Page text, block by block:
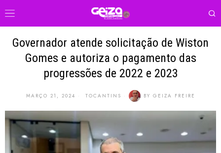
Governador atende solicitação de Wiston
Gomes e autoriza o pagamento das
progressões de 2022 e 2023
MARÇO 21, 2024 TOCANTINS BY GEIZA FREIRE